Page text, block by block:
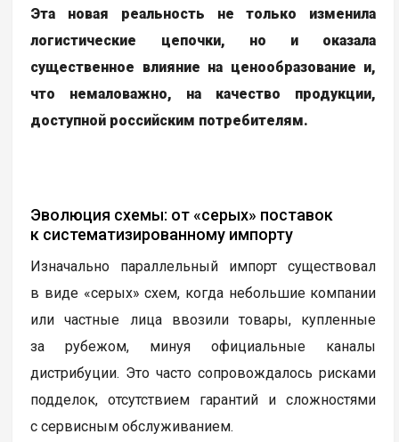
Эта новая реальность не только изменила
логистические цепочки, но и оказала
существенное влияние на ценообразование и,
что немаловажно, на качество продукции,
доступной российским потребителям.